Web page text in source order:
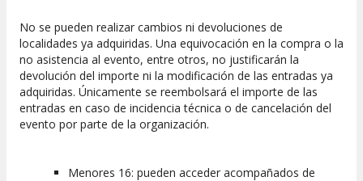
No se pueden realizar cambios ni devoluciones de
localidades ya adquiridas. Una equivocación en la compra o la
no asistencia al evento, entre otros, no justificarán la
devolución del importe ni la modificación de las entradas ya
adquiridas. Únicamente se reembolsará el importe de las
entradas en caso de incidencia técnica o de cancelación del
evento por parte de la organización.
Menores 16: pueden acceder acompañados de